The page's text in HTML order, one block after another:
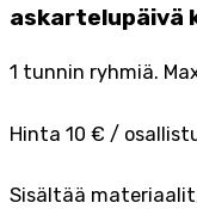
askartelupäivä
1 tunnin ryhmiä.
Hinta 10 € /
Sisältää